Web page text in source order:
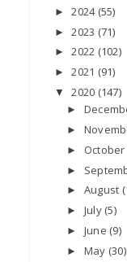
►2024 (55)
►2023 (71)
►2022 (102)
►2021 (91)
▼2020 (147)
►
►
► October
►
► August
► July (5)
► June (9)
► May (30)